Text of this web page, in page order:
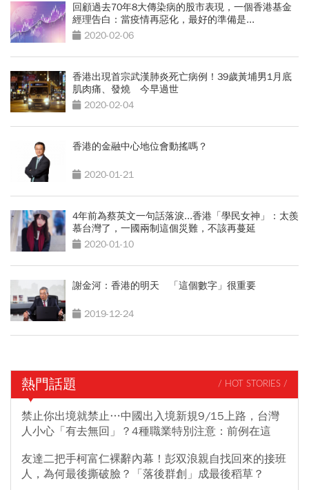
回顧過去70年8大傳染病的股市表現，一個香港基金
經理告白：當疫情再惡化，最好的準備是...
2020-02-06
香港出現首宗武漢肺炎死亡病例！39歲黃埔男1月底
肌肉痛、發燒 今早過世
2020-02-04
香港的金融中心地位會動搖嗎？
2020-01-21
4年前為蔡英文一句話落淚...香港「學民女神」：太羨
慕台灣了，一國兩制這個災難，不該再蔓延
2020-01-10
謝金河：香港的明天 「這個數字」很重要
2019-12-24
熱門話題 / HOT STORIES /
禁止你出境就禁止…中國出入境新規9/15上路，台灣
人小心「有去無回」？4種職業特別注意：前例在這
友達二把手柯富仁裸辭內幕！彭双浪親自找回來的接班
人，為何最後撕破臉？「落後群創」成最後稻草？